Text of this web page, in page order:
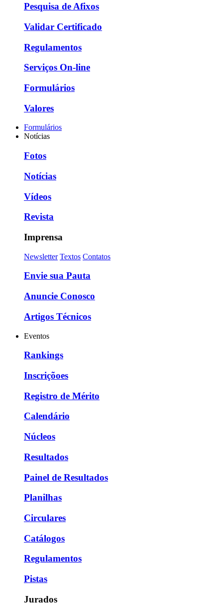
Pesquisa de Afixos
Validar Certificado
Regulamentos
Serviços On-line
Formulários
Valores
Formulários
Notícias
Fotos
Notícias
Vídeos
Revista
Imprensa
Newsletter Textos Contatos
Envie sua Pauta
Anuncie Conosco
Artigos Técnicos
Eventos
Rankings
Inscriçõoes
Registro de Mérito
Calendário
Núcleos
Resultados
Painel de Resultados
Planilhas
Circulares
Catálogos
Regulamentos
Pistas
Jurados